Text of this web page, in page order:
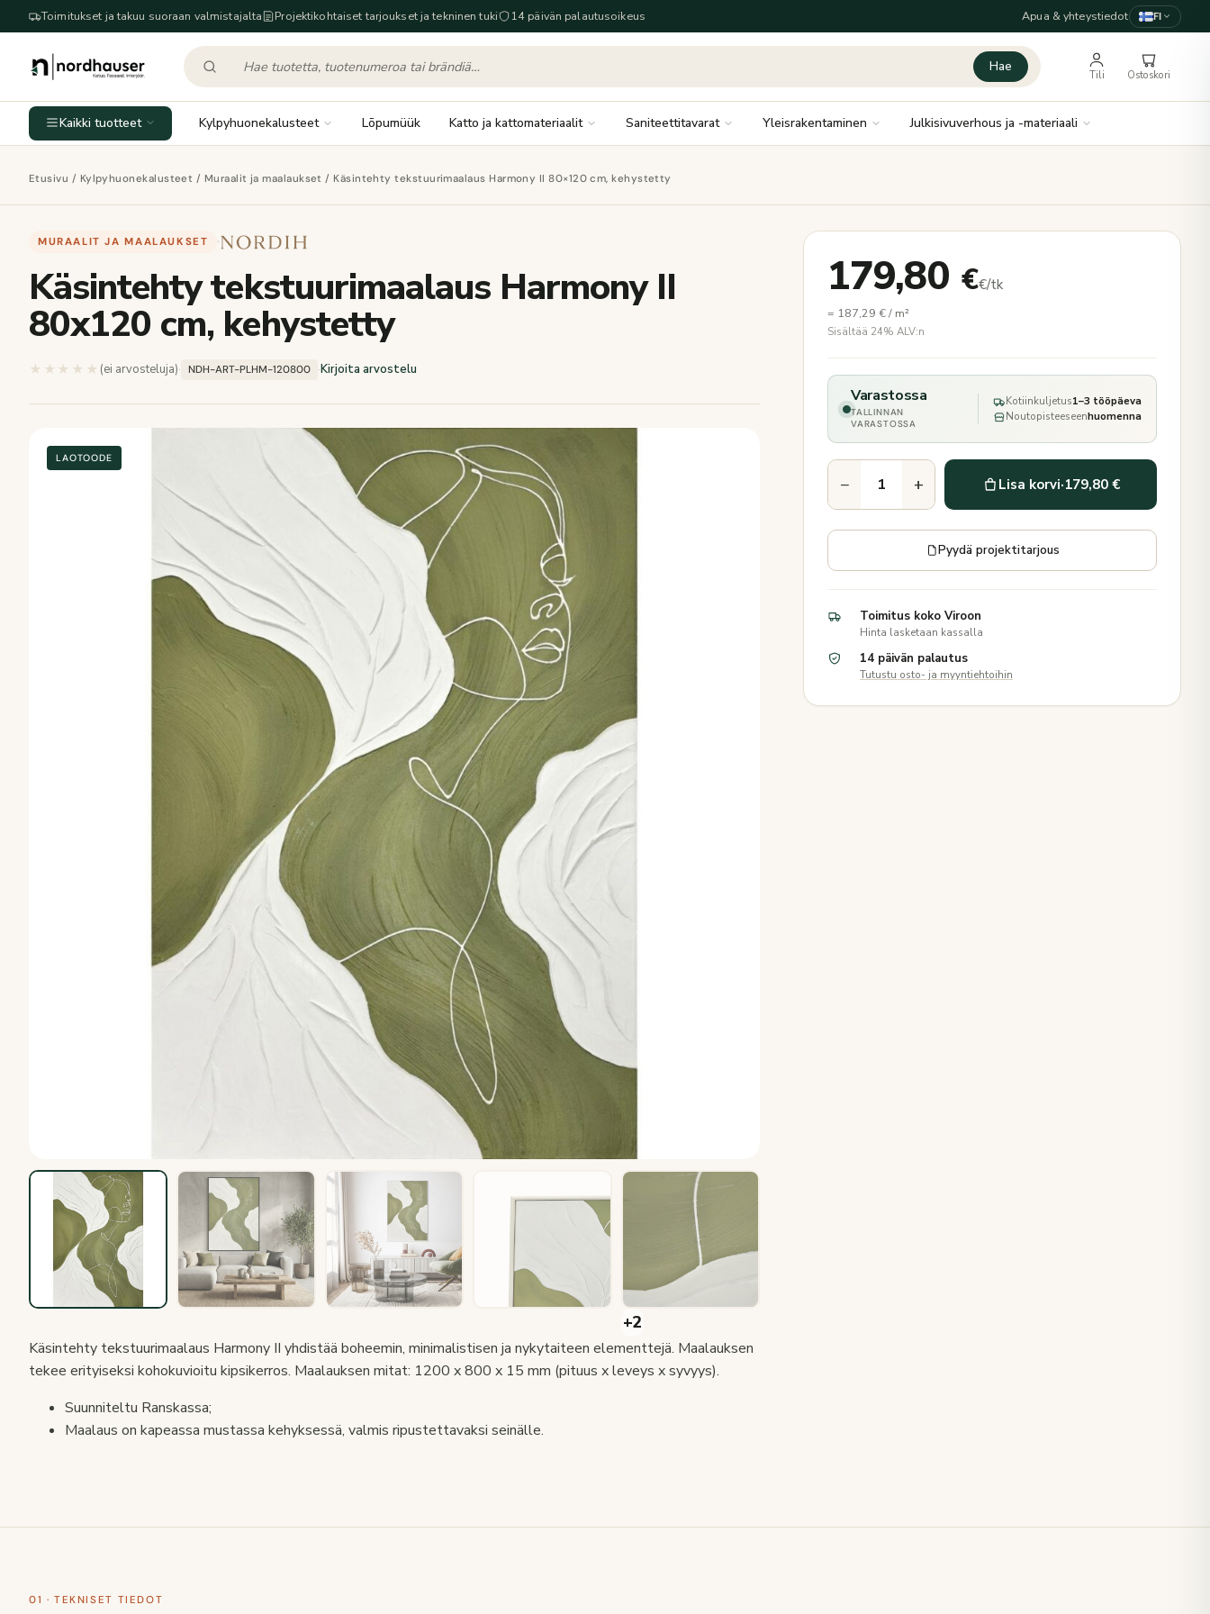
Toimitukset ja takuu suoraan valmistajalta Projektikohtaiset tarjoukset ja tekninen tuki 14 päivän palautusoikeus Apua & yhteystiedot FI
Hae
Tili Ostoskori
Kaikki tuotteet Kylpyhuonekalusteet Lõpumüük Katto ja kattomateriaalit Saniteettitavarat Yleisrakentaminen Julkisivuverhous ja -materiaali
Etusivu / Kylpyhuonekalusteet / Muraalit ja maalaukset / Käsintehty tekstuurimaalaus Harmony II 80×120 cm, kehystetty
MURAALIT JA MAALAUKSET ·
Käsintehty tekstuurimaalaus Harmony II
80x120 cm, kehystetty
★★★★★ ★★★★★
(ei arvosteluja)· NDH-ART-PLHM-120800 ·Kirjoita arvostelu
LAOTOODE
Käsintehty tekstuurimaalaus Harmony II yhdistää boheemin, minimalistisen ja nykytaiteen elementtejä. Maalauksen
tekee erityiseksi kohokuvioitu kipsikerros. Maalauksen mitat: 1200 x 800 x 15 mm (pituus x leveys x syvyys).
Suunniteltu Ranskassa;
Maalaus on kapeassa mustassa kehyksessä, valmis ripustettavaksi seinälle.
179,80 €€/tk
= 187,29 €/ m²
Sisältää 24% ALV:n
Varastossa
TALLINNAN
VARASTOSSA
Kotiinkuljetus1–3 tööpäeva
Noutopisteeseenhuomenna
− + Lisa korvi·179,80 €
Pyydä projektitarjous
Toimitus koko Viroon
Hinta lasketaan kassalla
14 päivän palautus
Tutustu osto- ja myyntiehtoihin
01 · TEKNISET TIEDOT